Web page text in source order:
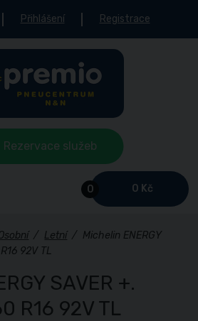
Přihlášení Registrace
0 0 Kč
Rezervace služeb
/ Letní / Michelin ENERGY
92V TL
SAVER +.
R16 92V TL